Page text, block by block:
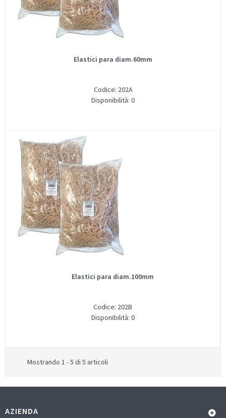
Elastici para diam.60mm
Codice: 202A
Disponibilità: 0
Elastici para diam.100mm
Codice: 202B
Disponibilità: 0
Mostrando 1 - 5 di 5 articoli
AZIENDA